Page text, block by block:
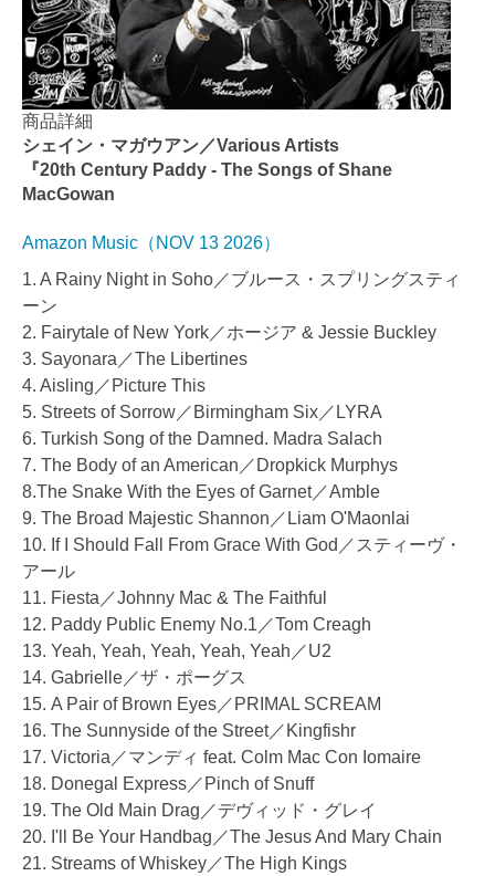
商品詳細
シェイン・マガウアン／Various Artists
『20th Century Paddy - The Songs of Shane
MacGowan
Amazon Music（NOV 13 2026）
1. A Rainy Night in Soho／ブルース・スプリングスティ
ーン
2. Fairytale of New York／ホージア & Jessie Buckley
3. Sayonara／The Libertines
4. Aisling／Picture This
5. Streets of Sorrow／Birmingham Six／LYRA
6. Turkish Song of the Damned. Madra Salach
7. The Body of an American／Dropkick Murphys
8.The Snake With the Eyes of Garnet／Amble
9. The Broad Majestic Shannon／Liam O'Maonlai
10. If I Should Fall From Grace With God／スティーヴ・
アール
11. Fiesta／Johnny Mac & The Faithful
12. Paddy Public Enemy No.1／Tom Creagh
13. Yeah, Yeah, Yeah, Yeah, Yeah／U2
14. Gabrielle／ザ・ポーグス
15. A Pair of Brown Eyes／PRIMAL SCREAM
16. The Sunnyside of the Street／Kingfishr
17. Victoria／マンディ feat. Colm Mac Con Iomaire
18. Donegal Express／Pinch of Snuff
19. The Old Main Drag／デヴィッド・グレイ
20. I'll Be Your Handbag／The Jesus And Mary Chain
21. Streams of Whiskey／The High Kings